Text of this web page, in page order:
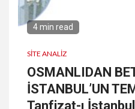
4 min read
SITE ANALIZ
OSMANLIDAN
İSTANBUL’UN
Tanfizat-ı İstanbul